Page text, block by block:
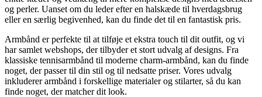
og perler. Uanset om du leder efter en halskæde til hverdagsbrug
eller en særlig begivenhed, kan du finde det til en fantastisk pris.
Armbånd er perfekte til at tilføje et ekstra touch til dit outfit, og vi
har samlet webshops, der tilbyder et stort udvalg af designs. Fra
klassiske tennisarmbånd til moderne charm-armbånd, kan du finde
noget, der passer til din stil og til nedsatte priser. Vores udvalg
inkluderer armbånd i forskellige materialer og stilarter, så du kan
finde noget, der matcher dit look.